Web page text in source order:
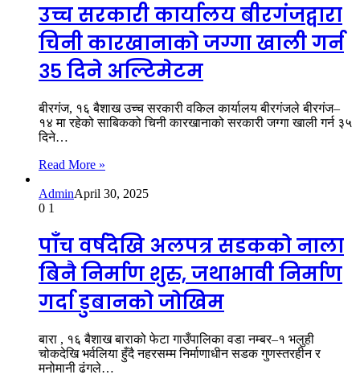
उच्च सरकारी कार्यालय बीरगंजद्वारा
चिनी कारखानाको जग्गा खाली गर्न
३५ दिने अल्टिमेटम
बीरगंज, १६ बैशाख उच्च सरकारी वकिल कार्यालय बीरगंजले बीरगंज–
१४ मा रहेको साबिकको चिनी कारखानाको सरकारी जग्गा खाली गर्न ३५
दिने…
Read More »
AdminApril 30, 2025
0 1
पाँच वर्षदेखि अलपत्र सडकको नाला
बिनै निर्माण शुरु, जथाभावी निर्माण
गर्दा डुबानको जोखिम
बारा , १६ बैशाख बाराको फेटा गाउँपालिका वडा नम्बर–१ भलुही
चोकदेखि भर्वलिया हुँदै नहरसम्म निर्माणाधीन सडक गुणस्तरहीन र
मनोमानी ढंगले…